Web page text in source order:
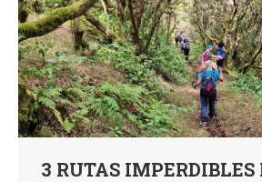
3 RUTAS IMPERDIBLES